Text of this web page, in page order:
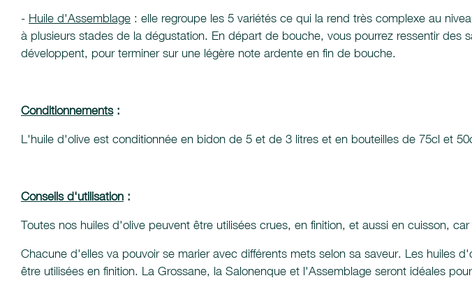
- Huile d'Assemblage : elle regroupe les 5 variétés ce qui la rend très complexe au
à plusieurs stades de la dégustation. En départ de bouche, vous pourrez ressentir
développent, pour terminer sur une légère note ardente en fin de bouche.
Conditionnements:
L'huile d'olive est conditionnée en bidon de 5 et de 3 litres et en bouteilles de 75cl et
Conseils d'utilisation :
Toutes nos huiles d'olive peuvent être utilisées crues, en finition, et aussi en cuisson,
Chacune d'elles va pouvoir se marier avec différents mets selon sa saveur. Les huiles
être utilisées en finition. La Grossane, la Salonenque et l'Assemblage seront idéales